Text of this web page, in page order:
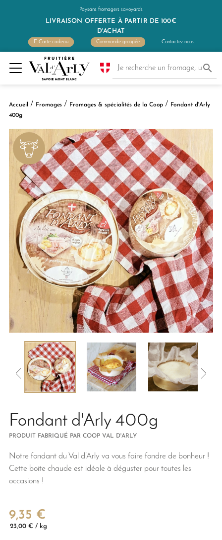
Paysans fromagers savoyards
LIVRAISON OFFERTE À PARTIR DE 100€
D'ACHAT
E-Carte cadeau Commande groupée Contactez-nous

Accueil Fromages Fromages & spécialités de la Coop
Fondant d'Arly
400g
Fondant d'Arly 400g
PRODUIT FABRIQUÉ PAR COOP VAL D'ARLY
Notre fondant du Val d’Arly va vous faire fondre de bonheur !
Cette boite chaude est idéale à déguster pour toutes les
occasions !
9,35 €
23,00 € / kg